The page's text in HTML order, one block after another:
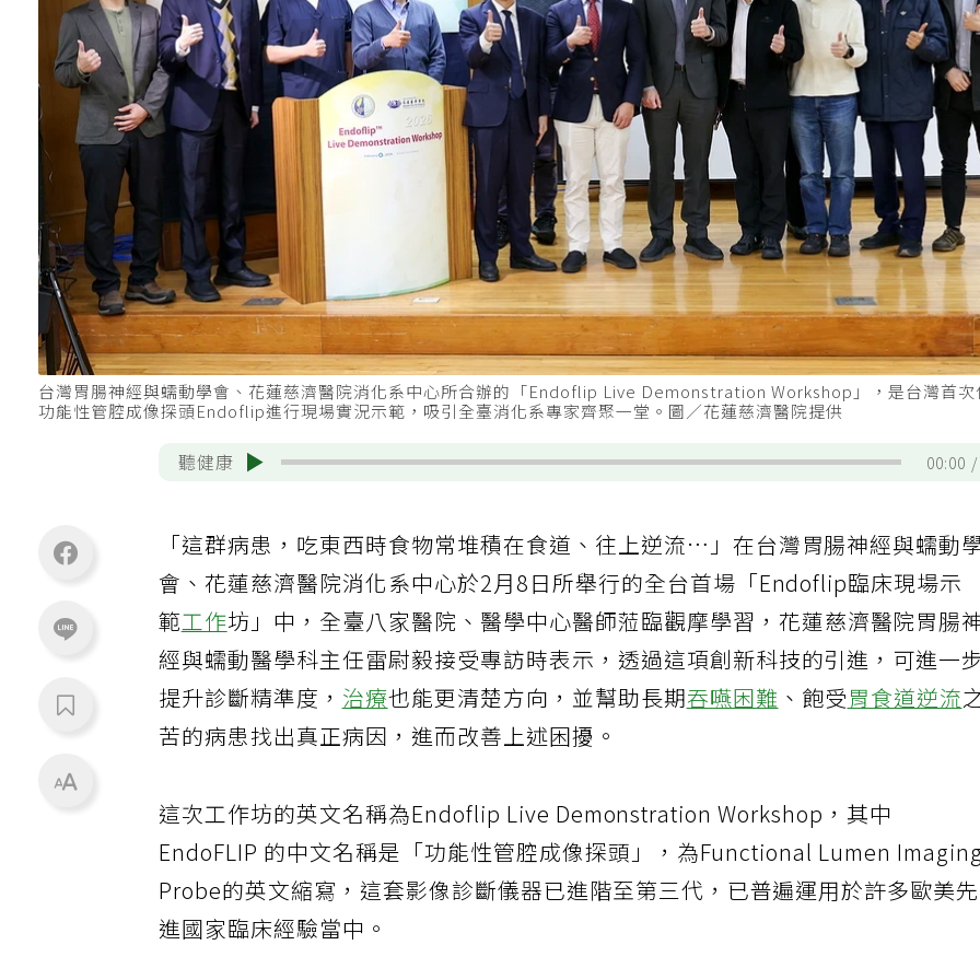
台灣胃腸神經與蠕動學會、花蓮慈濟醫院消化系中心所合辦的「Endoflip Live Demonstration Workshop」，是台灣首次
功能性管腔成像探頭Endoflip進行現場實況示範，吸引全臺消化系專家齊聚一堂。圖／花蓮慈濟醫院提供
聽健康 00:00
「這群病患，吃東西時食物常堆積在食道、往上逆流…」在台灣胃腸神經與蠕動
會、花蓮慈濟醫院消化系中心於2月8日所舉行的全台首場「Endoflip臨床現場示
範工作坊」中，全臺八家醫院、醫學中心醫師蒞臨觀摩學習，花蓮慈濟醫院胃腸
經與蠕動醫學科主任雷尉毅接受專訪時表示，透過這項創新科技的引進，可進一
提升診斷精準度，治療也能更清楚方向，並幫助長期吞嚥困難 、飽受胃食道逆流
苦的病患找出真正病因，進而改善上述困擾。
這次工作坊的英文名稱為Endoflip Live Demonstration Workshop，其中
EndoFLIP 的中文名稱是「功能性管腔成像探頭」，為Functional Lumen Imaging
Probe的英文縮寫，這套影像診斷儀器已進階至第三代，已普遍運用於許多歐美先
進國家臨床經驗當中。